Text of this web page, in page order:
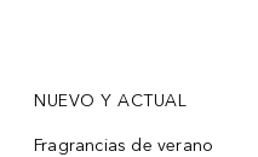
NUEVO Y ACTUAL
Fragrancias de verano